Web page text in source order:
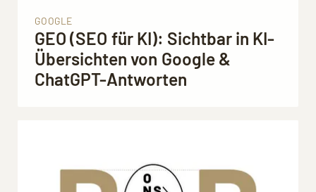
GOOGLE
GEO (SEO für KI): Sichtbar in KI-
Übersichten von Google &
ChatGPT-Antworten
Mit dem Aufruf des Videos erklären Sie sich
einverstanden, dass Ihre Daten an YouTube
übermittelt werden und Sie die